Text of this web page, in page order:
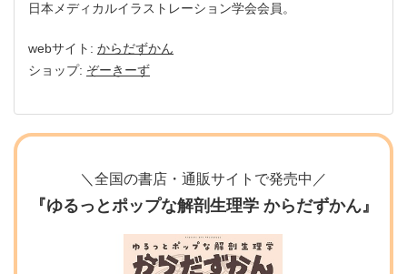
日本メディカルイラストレーション学会会員。
webサイト: からだずかん
ショップ: ぞーきーず
＼全国の書店・通販サイトで発売中／
『ゆるっとポップな解剖生理学 からだずかん』